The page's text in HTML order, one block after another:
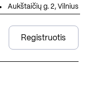
Aukštaičių g. 2, Vilnius
Registruotis